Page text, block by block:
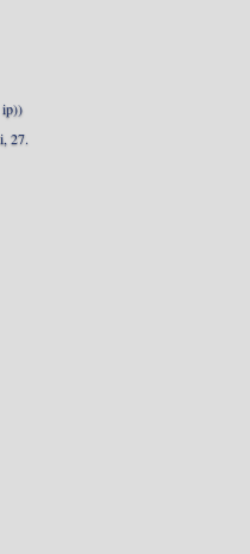
ip))
27.